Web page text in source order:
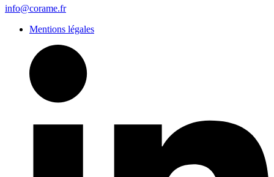
info@corame.fr
Mentions légales